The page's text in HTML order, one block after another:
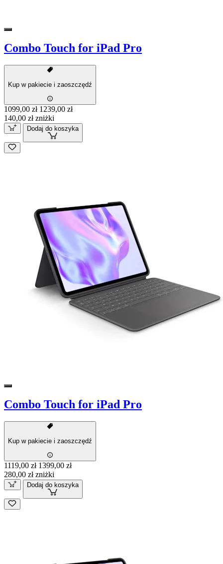
Combo Touch for iPad Pro
Kup w pakiecie i zaoszczędź
1099,00 zł 1239,00 zł
140,00 zł zniżki
Dodaj do koszyka
Combo Touch for iPad Pro
Kup w pakiecie i zaoszczędź
1119,00 zł 1399,00 zł
280,00 zł zniżki
Dodaj do koszyka